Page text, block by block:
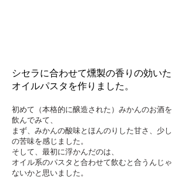
シセラに合わせて燻製の香りの効いた
オイルパスタを作りました。
初めて（本格的に醸造された）みかんのお酒を
飲んでみて、
まず、みかんの酸味とほんのりした甘さ、少し
の苦味を感じました。
そして、最初に浮かんだのは、
オイル系のパスタと合わせて飲むと合うんじゃ
ないかと思いました。